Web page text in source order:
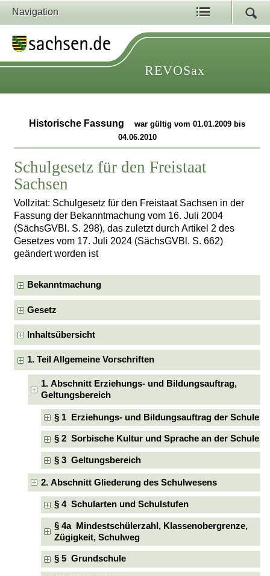
Navigation
REVOSax
Historische Fassung
war gültig vom 01.01.2009 bis
04.06.2010
Schulgesetz für den Freistaat
Sachsen
Vollzitat: Schulgesetz für den Freistaat Sachsen in der
Fassung der Bekanntmachung vom 16. Juli 2004
(SächsGVBl. S. 298), das zuletzt durch Artikel 2 des
Gesetzes vom 17. Juli 2024 (SächsGVBl. S. 662)
geändert worden ist
Bekanntmachung
Gesetz
Inhaltsübersicht
1. Teil Allgemeine Vorschriften
1. Abschnitt Erziehungs- und Bildungsauftrag,
Geltungsbereich
§ 1 Erziehungs- und Bildungsauftrag der Schule
§ 2 Sorbische Kultur und Sprache an der Schule
§ 3 Geltungsbereich
2. Abschnitt Gliederung des Schulwesens
§ 4 Schularten und Schulstufen
§ 4a Mindestschülerzahl, Klassenobergrenze,
Zügigkeit, Schulweg
§ 5 Grundschule